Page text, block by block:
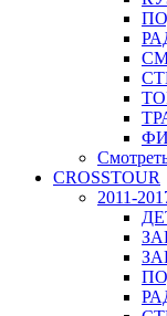
CROSSTOUR
2011-